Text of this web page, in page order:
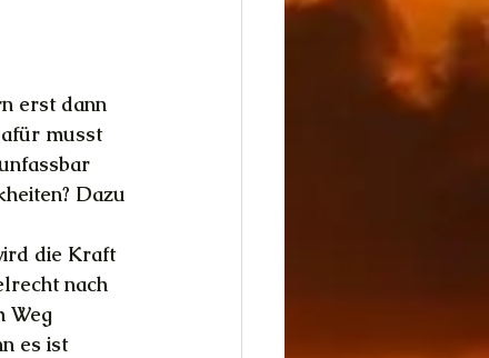
erst dann
musst
Dazu
die Kraft
nach
Weg
es ist